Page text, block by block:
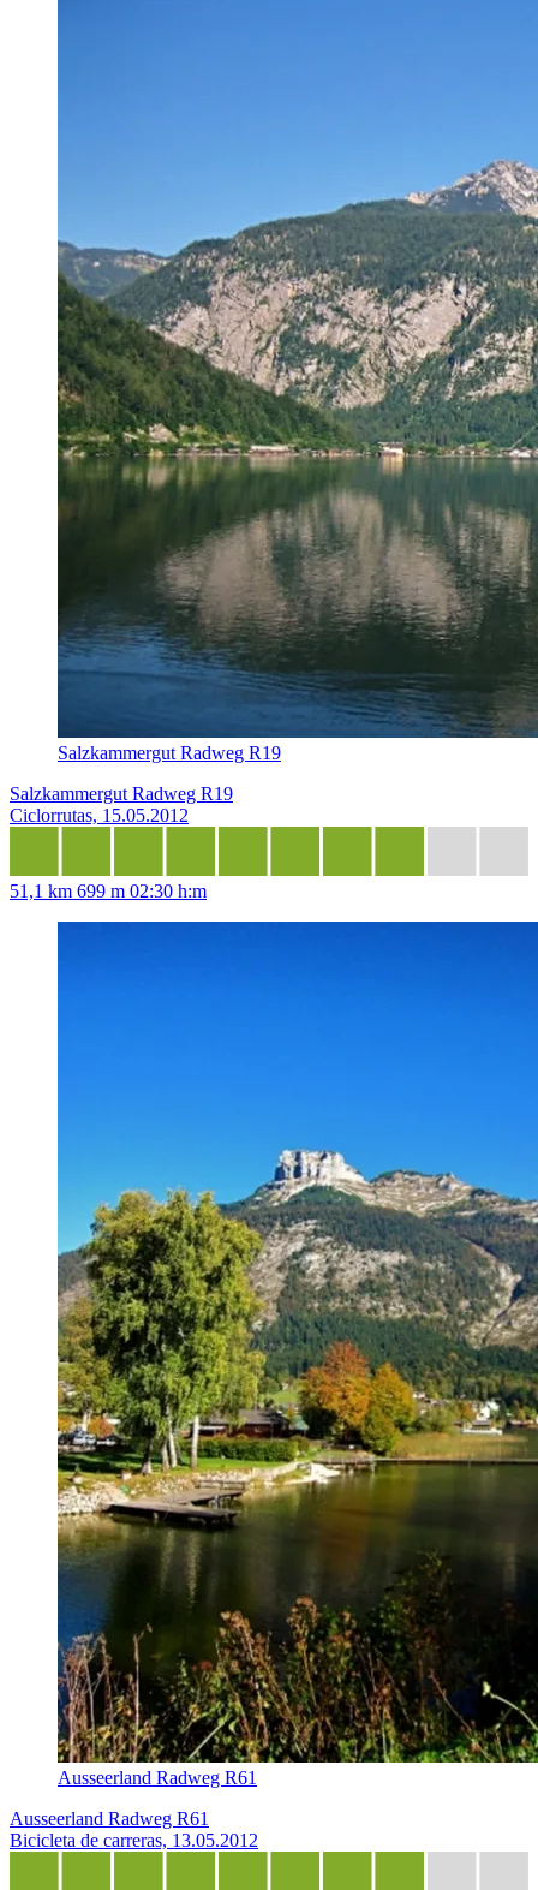
Salzkammergut Radweg R19
Salzkammergut Radweg R19
Ciclorrutas, 15.05.2012
51,1 km 699 m 02:30 h:m
Ausseerland Radweg R61
Ausseerland Radweg R61
Bicicleta de carreras, 13.05.2012